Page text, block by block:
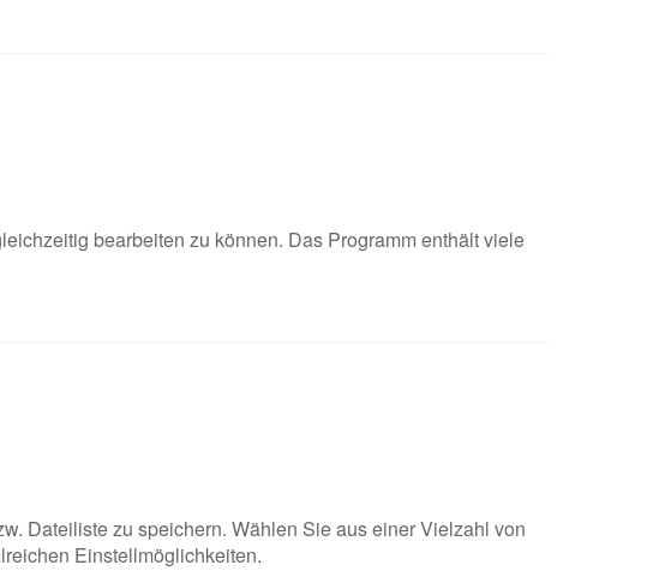
bearbeiten zu können. Das Programm enthält viele
Dateiliste zu speichern. Wählen Sie aus einer Vielzahl von
Einstellmöglichkeiten.